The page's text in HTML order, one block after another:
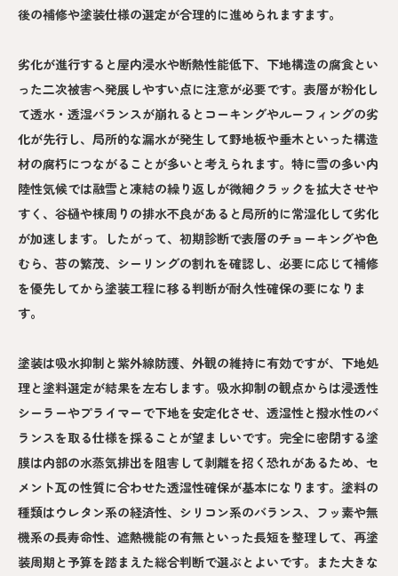
後の補修や塗装仕様の選定が合理的に進められますます。
劣化が進行すると屋内浸水や断熱性能低下、下地構造の腐食とい
った二次被害へ発展しやすい点に注意が必要です。表層が粉化し
て透水・透湿バランスが崩れるとコーキングやルーフィングの劣
化が先行し、局所的な漏水が発生して野地板や垂木といった構造
材の腐朽につながることが多いと考えられます。特に雪の多い内
陸性気候では融雪と凍結の繰り返しが微細クラックを拡大させや
すく、谷樋や棟周りの排水不良があると局所的に常湿化して劣化
が加速します。したがって、初期診断で表層のチョーキングや色
むら、苔の繁茂、シーリングの割れを確認し、必要に応じて補修
を優先してから塗装工程に移る判断が耐久性確保の要になりま
す。
塗装は吸水抑制と紫外線防護、外観の維持に有効ですが、下地処
理と塗料選定が結果を左右します。吸水抑制の観点からは浸透性
シーラーやプライマーで下地を安定化させ、透湿性と撥水性のバ
ランスを取る仕様を採ることが望ましいです。完全に密閉する塗
膜は内部の水蒸気排出を阻害して剥離を招く恐れがあるため、セ
メント瓦の性質に合わせた透湿性確保が基本になります。塗料の
種類はウレタン系の経済性、シリコン系のバランス、フッ素や無
機系の長寿命性、遮熱機能の有無といった長短を整理して、再塗
装周期と予算を踏まえた総合判断で選ぶとよいです。また大きな